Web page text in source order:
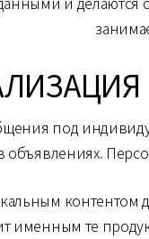
под
контентом
именным те